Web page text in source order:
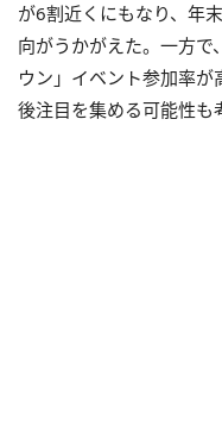
が6割近くにもなり、年
向がうかがえた。一方
ウン」イベント参加率
後注目を集める可能性も